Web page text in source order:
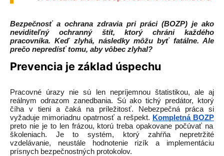
Bezpečnosť a ochrana zdravia pri práci (BOZP) je ako
neviditeľný ochranný štít, ktorý chráni každého
pracovníka. Keď zlyhá, následky môžu byť fatálne. Ale
prečo nepredísť tomu, aby vôbec zlyhal?
Prevencia je základ úspechu
Pracovné úrazy nie sú len nepríjemnou štatistikou, ale aj
reálnym odrazom zanedbania. Sú ako tichý predátor, ktorý
číha v tieni a čaká na príležitosť. Nebezpečná práca si
vyžaduje mimoriadnu opatrnosť a rešpekt. Kompletná BOZP
preto nie je to len frázou, ktorú treba opakovane počúvať na
školeniach. Je to systém, ktorý zahŕňa nepretržité
vzdelávanie, neustále hodnotenie rizík a implementáciu
prísnych bezpečnostných protokolov.